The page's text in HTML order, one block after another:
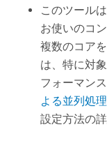
このツール
お使いのコ
複数のコア
は、特に対
フォーマン
よる並列処理
設定方法の